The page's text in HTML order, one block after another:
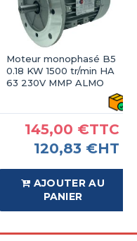
Moteur monophasé B5
0.18 KW 1500 tr/min HA
63 230V MMP ALMO
145,00 €TTC
120,83 €HT
AJOUTER AU
PANIER